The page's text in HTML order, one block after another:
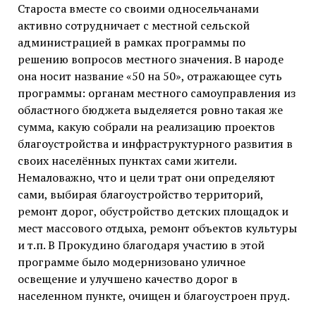
Староста вместе со своими односельчанами
активно сотрудничает с местной сельской
администрацией в рамках программы по
решению вопросов местного значения. В народе
она носит название «50 на 50», отражающее суть
программы: органам местного самоуправления из
областного бюджета выделяется ровно такая же
сумма, какую собрали на реализацию проектов
благоустройства и инфраструктурного развития в
своих населённых пунктах сами жители.
Немаловажно, что и цели трат они определяют
сами, выбирая благоустройство территорий,
ремонт дорог, обустройство детских площадок и
мест массового отдыха, ремонт объектов культуры
и т.п. В Прокудино благодаря участию в этой
программе было модернизовано уличное
освещение и улучшено качество дорог в
населенном пункте, очищен и благоустроен пруд.